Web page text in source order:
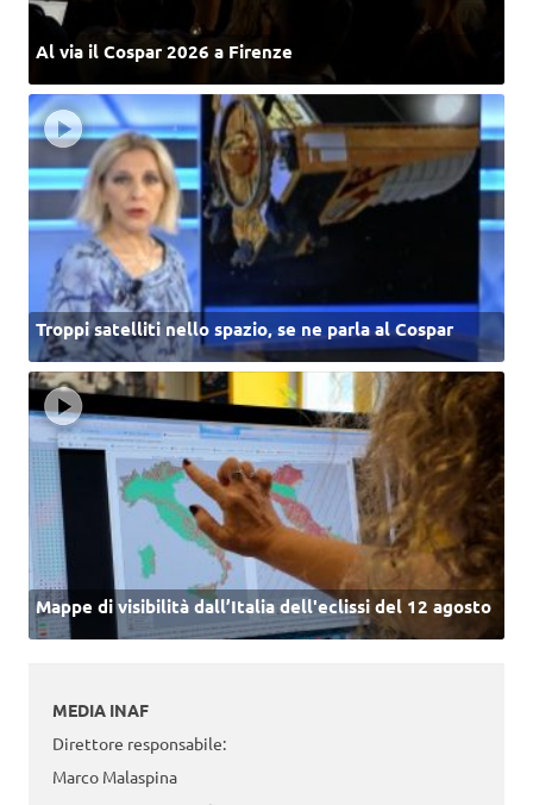
Al via il Cospar 2026 a Firenze
Troppi satelliti nello spazio, se ne parla al Cospar
Mappe di visibilità dall’Italia dell'eclissi del 12 agosto
MEDIA INAF
Direttore responsabile:
Marco Malaspina